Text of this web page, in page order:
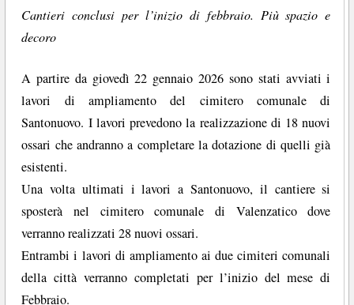
Cantieri conclusi per l’inizio di febbraio. Più spazio e
decoro
A partire da giovedì 22 gennaio 2026 sono stati avviati i
lavori di ampliamento del cimitero comunale di
Santonuovo. I lavori prevedono la realizzazione di 18 nuovi
ossari che andranno a completare la dotazione di quelli già
esistenti.
Una volta ultimati i lavori a Santonuovo, il cantiere si
sposterà nel cimitero comunale di Valenzatico dove
verranno realizzati 28 nuovi ossari.
Entrambi i lavori di ampliamento ai due cimiteri comunali
della città verranno completati per l’inizio del mese di
Febbraio.